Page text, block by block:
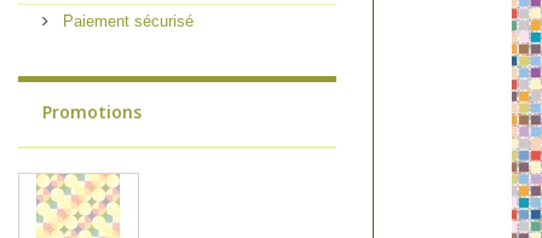
Paiement sécurisé
Promotions